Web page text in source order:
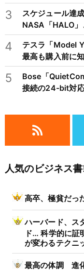
3
スケジュール達
NASA「HALO」
4
テスラ「Model
最高も購入前に
5
Bose「
接続の24-bit対
人気のビジネス
高卒、極貧だっ
ハーバード、ス
ド… 科学的に証
が変わるテクニ
最高の体調 進